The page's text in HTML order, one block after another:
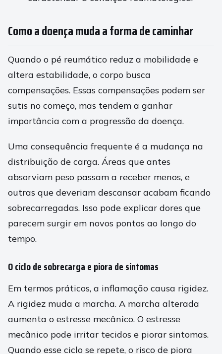
Como a doença muda a forma de caminhar
Quando o pé reumático reduz a mobilidade e
altera estabilidade, o corpo busca
compensações. Essas compensações podem ser
sutis no começo, mas tendem a ganhar
importância com a progressão da doença.
Uma consequência frequente é a mudança na
distribuição de carga. Áreas que antes
absorviam peso passam a receber menos, e
outras que deveriam descansar acabam ficando
sobrecarregadas. Isso pode explicar dores que
parecem surgir em novos pontos ao longo do
tempo.
O ciclo de sobrecarga e piora de sintomas
Em termos práticos, a inflamação causa rigidez.
A rigidez muda a marcha. A marcha alterada
aumenta o estresse mecânico. O estresse
mecânico pode irritar tecidos e piorar sintomas.
Quando esse ciclo se repete, o risco de piora